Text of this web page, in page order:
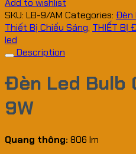
MPE
CHỐNG
LB-
quantity
Add to wishlist
SKU: LB-9/AM Categories: Đèn
Thiết Bị Chiếu Sáng, THIẾT BỊ
led
Description
Đèn Led Bulb
9W
Quang thông: 806 lm